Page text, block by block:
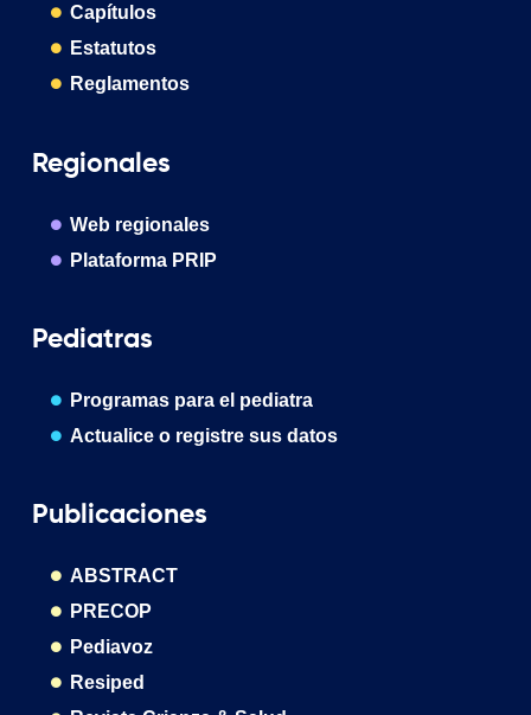
Capítulos
Estatutos
Reglamentos
Regionales
Web regionales
Plataforma PRIP
Pediatras
Programas para el pediatra
Actualice o registre sus datos
Publicaciones
ABSTRACT
PRECOP
Pediavoz
Resiped